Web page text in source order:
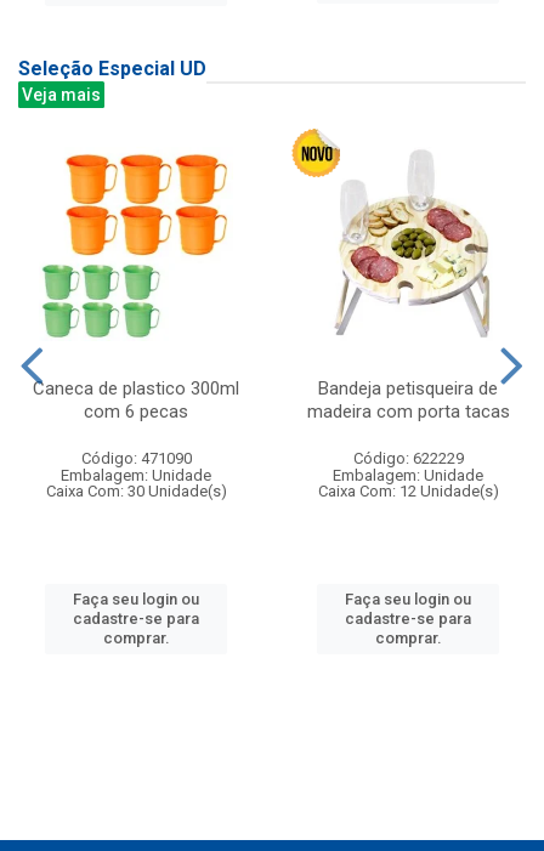
Seleção Especial UD
Veja mais
Caneca de plastico 300ml
com 6 pecas
Código: 471090
Embalagem: Unidade
Caixa Com: 30 Unidade(s)
Faça seu login ou
cadastre-se para
comprar.
Bandeja petisqueira de
madeira com porta tacas
Código: 622229
Embalagem: Unidade
Caixa Com: 12 Unidade(s)
Faça seu login ou
cadastre-se para
comprar.